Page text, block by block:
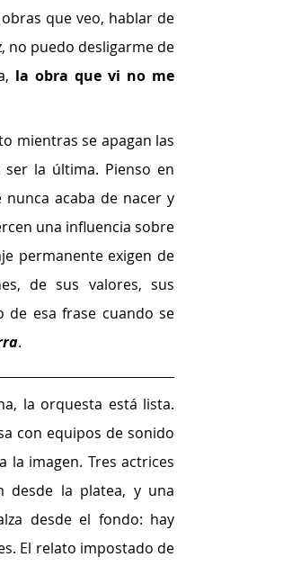
que veo, hablar de
no puedo desligarme de
la obra que vi no me
mientras se apagan las
la última. Pienso en
nunca acaba de nacer y
una influencia sobre
permanente exigen de
de sus valores, sus
de esa frase cuando se
.
la orquesta está lista.
con equipos de sonido
la imagen. Tres actrices
desde la platea, y una
desde el fondo: hay